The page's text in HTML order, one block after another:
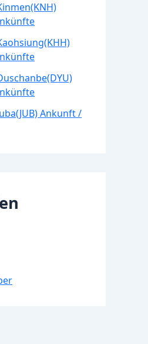
Ankunft /